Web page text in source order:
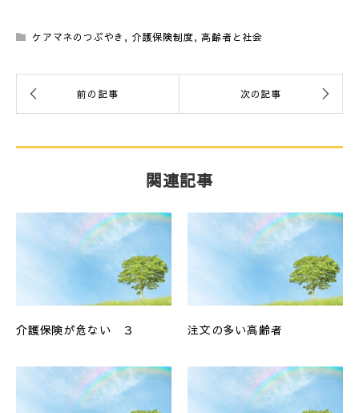
ケアマネのつぶやき , 介護保険制度,高齢者と社会
関連記事
介護保険が危ない ３ 注文の多い高齢者